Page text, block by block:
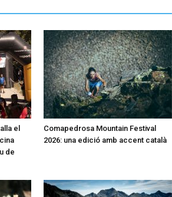
el
de
Comapedrosa Mountain Festival
2026: una edició amb accent català